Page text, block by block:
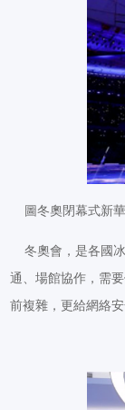
圖冬奧閉幕式新
冬奧會，是各國冰
通、場館協作，需
前複雜，更給網絡